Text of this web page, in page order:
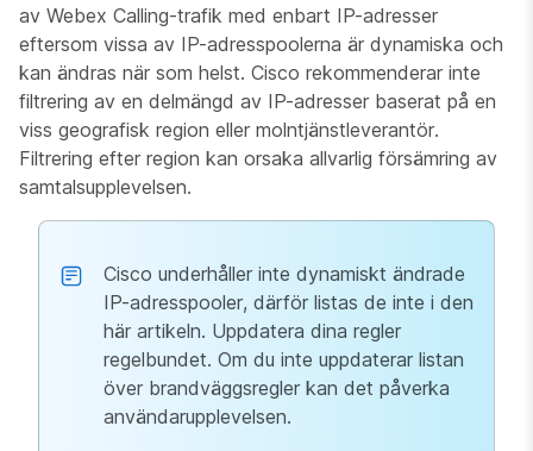
av Webex Calling-trafik med enbart IP-adresser
eftersom vissa av IP-adresspoolerna är dynamiska och
kan ändras när som helst. Cisco rekommenderar inte
filtrering av en delmängd av IP-adresser baserat på en
viss geografisk region eller molntjänstleverantör.
Filtrering efter region kan orsaka allvarlig försämring av
samtalsupplevelsen.
Cisco underhåller inte dynamiskt ändrade
IP-adresspooler, därför listas de inte i den
här artikeln. Uppdatera dina regler
regelbundet. Om du inte uppdaterar listan
över brandväggsregler kan det påverka
användarupplevelsen.